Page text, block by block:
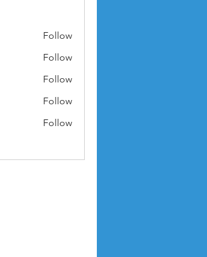
Follow
Follow
Follow
Follow
Follow